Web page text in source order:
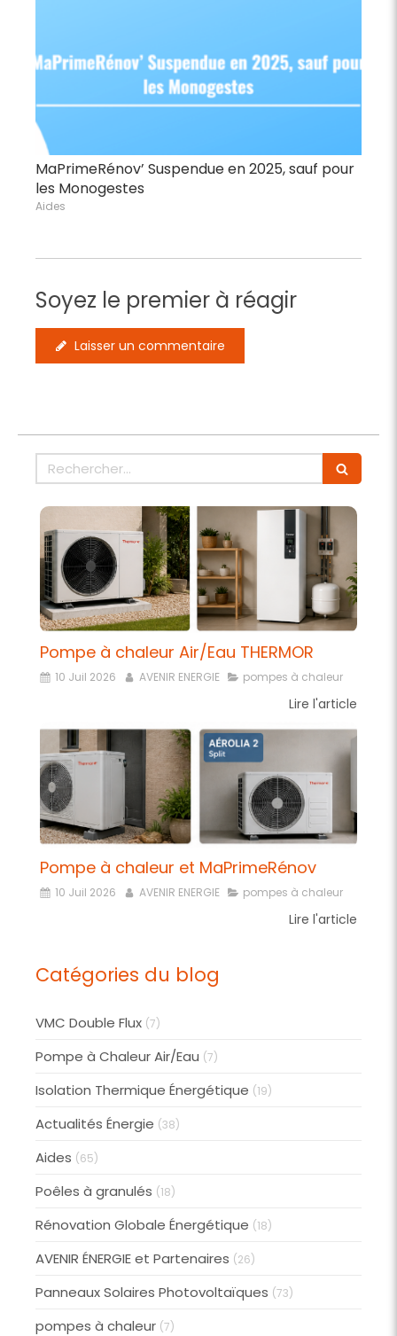
MaPrimeRénov’ Suspendue en 2025, sauf pour
les Monogestes
Aides
Soyez le premier à réagir
Laisser un commentaire
Rechercher
Pompe à chaleur Air/Eau THERMOR
10 Juil 2026 AVENIR ENERGIE pompes à chaleur
Lire l'article
Pompe à chaleur et MaPrimeRénov
10 Juil 2026 AVENIR ENERGIE pompes à chaleur
Lire l'article
Catégories du blog
VMC Double Flux (7)
Pompe à Chaleur Air/Eau (7)
Isolation Thermique Énergétique (19)
Actualités Énergie (38)
Aides (65)
Poêles à granulés (18)
Rénovation Globale Énergétique (18)
AVENIR ÉNERGIE et Partenaires (26)
Panneaux Solaires Photovoltaïques (73)
pompes à chaleur (7)